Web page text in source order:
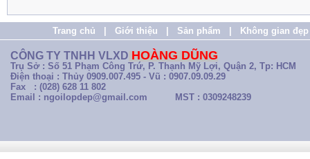
Trang chủ Giới thiệu Sản phẩm Không gian đẹp
CÔNG TY TNHH VLXD HOÀNG DŨNG
Trụ Sở : Số 51 Phạm Công Trứ, P. Thạnh Mỹ Lợi, Quận 2, Tp: HCM
Điện thoại : Thủy 0909.007.495 - Vũ : 0907.09.09.29
Fax : (028) 628 11 802
Email : ngoilopdep@gmail.com
MST : 0309248239